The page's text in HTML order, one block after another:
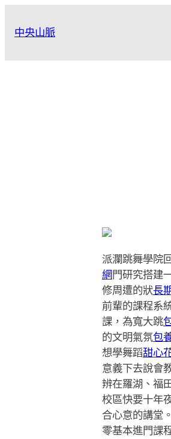
中央山脈
派瀾跳舞學院
網門研究搭建
修周遭的狀長
前輩的課程系
課，為寬大跳
的文明氣氛包
想學舞蹈甜心
意義下去說會
辨在羅湖、福
校區快要十年
合心意的講堂。
零基本進門課